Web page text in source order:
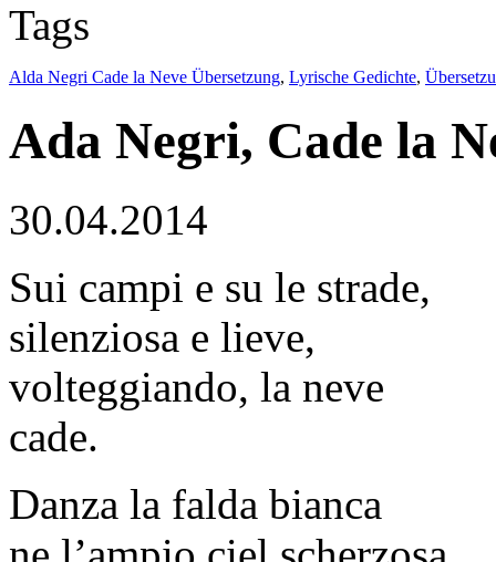
Tags
Alda Negri Cade la Neve Übersetzung, Lyrische Gedichte,
Ada Negri, Cade la
30.04.2014
Sui campi e su le strade,
silenziosa e lieve,
volteggiando, la neve
cade.
Danza la falda bianca